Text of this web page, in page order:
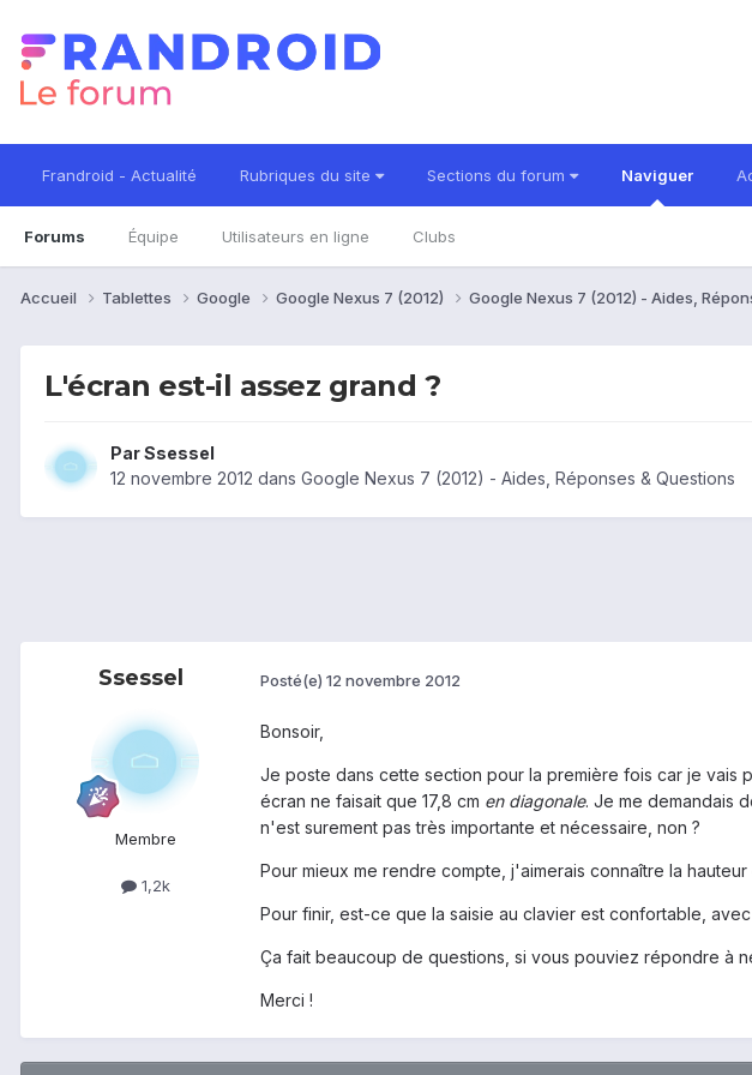
Frandroid - Actualité Rubriques du site Sections du forum Naviguer
Forums Équipe Utilisateurs en ligne Clubs
Accueil Tablettes Google Google Nexus 7 (2012) Google Nexus 7 (2012) - Aides,
L'écran est-il assez grand ?
ParSsessel
12 novembre 2012 dans Google Nexus 7 (2012) - Aides, Réponses & Questions
Ssessel
Membre
1,2k
Posté(e) 12 novembre 2012
Bonsoir,
Je poste dans cette section pour la première fois car je vais
écran ne faisait que 17,8 cm en diagonale. Je me demandais
n'est surement pas très importante et nécessaire, non ?
Pour mieux me rendre compte, j'aimerais connaître la
Pour finir, est-ce que la saisie au clavier est confortable,
Ça fait beaucoup de questions, si vous pouviez répondre à
Merci !